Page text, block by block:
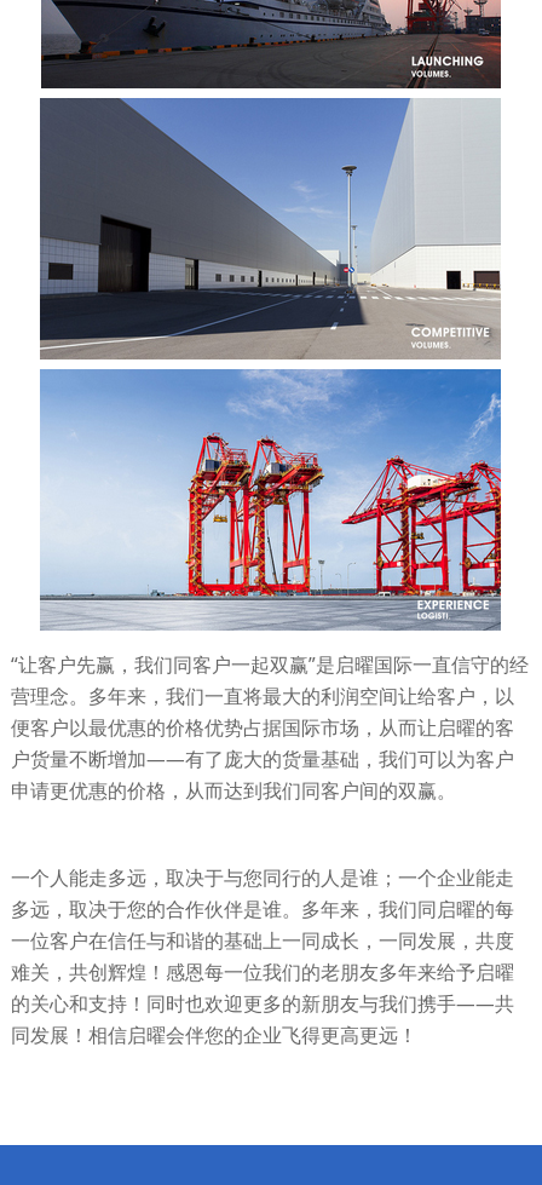
“让客户先赢，我们同客户一起双赢”是启曜国际一直信守的经
营理念。多年来，我们一直将最大的利润空间让给客户，以
便客户以最优惠的价格优势占据国际市场，从而让启曜的客
户货量不断增加——有了庞大的货量基础，我们可以为客户
申请更优惠的价格，从而达到我们同客户间的双赢。
一个人能走多远，取决于与您同行的人是谁；一个企业能走
多远，取决于您的合作伙伴是谁。多年来，我们同启曜的每
一位客户在信任与和谐的基础上一同成长，一同发展，共度
难关，共创辉煌！感恩每一位我们的老朋友多年来给予启曜
的关心和支持！同时也欢迎更多的新朋友与我们携手——共
同发展！相信启曜会伴您的企业飞得更高更远！